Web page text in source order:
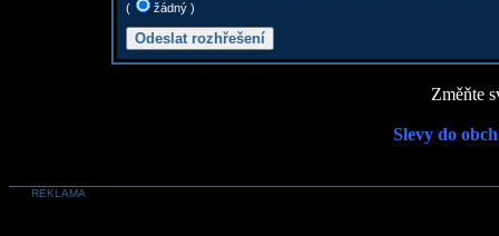
(
žádný )
Změňte
Slevy do
REKLAMA